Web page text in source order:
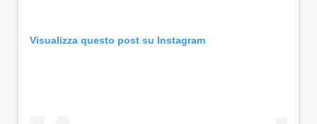
Visualizza questo post su Instagram